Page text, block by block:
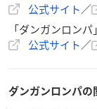
公式サイト／
「ダンガンロン
公式サイト／
ダンガンロンパの